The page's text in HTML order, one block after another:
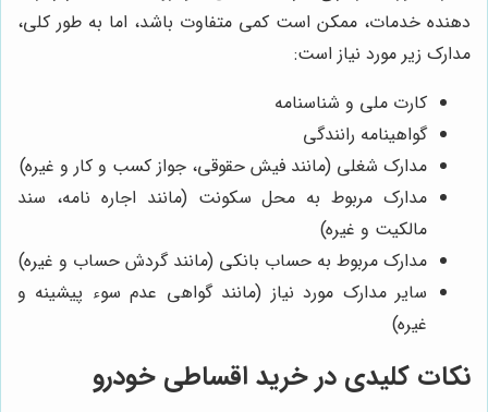
دهنده خدمات، ممکن است کمی متفاوت باشد، اما به طور کلی،
مدارک زیر مورد نیاز است:
کارت ملی و شناسنامه
گواهینامه رانندگی
مدارک شغلی (مانند فیش حقوقی، جواز کسب و کار و غیره)
مدارک مربوط به محل سکونت (مانند اجاره نامه، سند
مالکیت و غیره)
مدارک مربوط به حساب بانکی (مانند گردش حساب و غیره)
سایر مدارک مورد نیاز (مانند گواهی عدم سوء پیشینه و
غیره)
نکات کلیدی در خرید اقساطی خودرو